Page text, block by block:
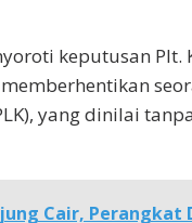
keputusan Plt.
yang dinilai
Cair, Perangkat